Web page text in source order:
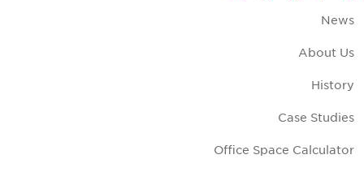
News
About Us
History
Case Studies
Office Space Calculator